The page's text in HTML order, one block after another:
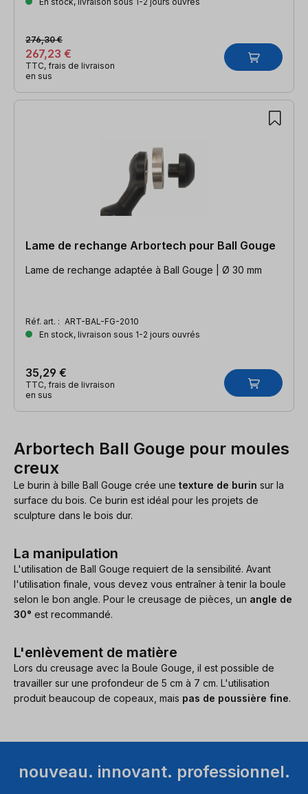
267,23 €
276,30 €
TTC, frais de livraison
en sus
Lame de rechange Arbortech pour Ball Gouge
Lame de rechange adaptée à Ball Gouge | Ø 30 mm
Réf. art. : ART-BAL-FG-2010
En stock, livraison sous 1-2 jours ouvrés
35,29 €
TTC, frais de livraison
en sus
Arbortech Ball Gouge pour moules
creux
Le burin à bille Ball Gouge crée une texture de burin sur la
surface du bois. Ce burin est idéal pour les projets de
sculpture dans le bois dur.
La manipulation
L'utilisation de Ball Gouge requiert de la sensibilité. Avant
l'utilisation finale, vous devez vous entraîner à tenir la boule
selon le bon angle. Pour le creusage de pièces, un angle de
30° est recommandé.
L'enlèvement de matière
Lors du creusage avec la Boule Gouge, il est possible de
travailler sur une profondeur de 5 cm à 7 cm. L'utilisation
produit beaucoup de copeaux, mais pas de poussière fine.
nouveau. innovant. professionnel.